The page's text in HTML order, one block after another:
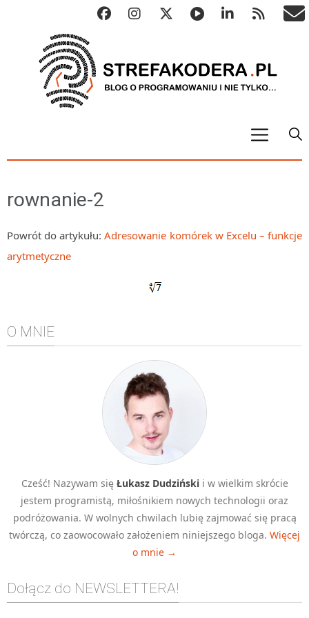
Metody numeryczne
Algorytmy szyfrujące
Inne
DEV
C++
Elementarz Java
Pascal
WEB
HTML 5
CSS 3
JavaScript
PHP
rownanie-2
Powrót do artykułu:Adresowanie komórek w Excelu – funkcje
arytmetyczne
O MNIE
Cześć! Nazywam się Łukasz Dudzińskii w wielkim skrócie
jestem programistą, miłośnikiem nowych technologii oraz
podróżowania. W wolnych chwilach lubię zajmować się pracą
twórczą, co zaowocowało założeniem niniejszego bloga. Więcej
o mnie →
Dołącz do NEWSLETTERA!